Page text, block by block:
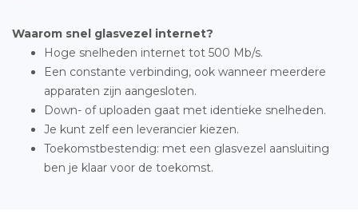
Waarom snel glasvezel internet?
Hoge snelheden internet tot 500 Mb/s.
Een constante verbinding, ook wanneer meerdere
apparaten zijn aangesloten.
Down- of uploaden gaat met identieke snelheden.
Je kunt zelf een leverancier kiezen.
Toekomstbestendig: met een glasvezel aansluiting
ben je klaar voor de toekomst.